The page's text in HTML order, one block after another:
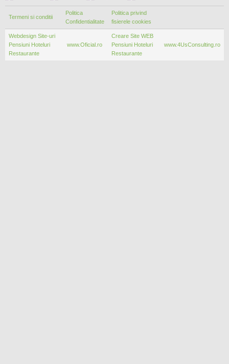
Termeni si conditii
Politica
Confidentialitate
Politica privind
fisierele cookies
Webdesign Site-uri
Pensiuni Hoteluri
Restaurante
www.Oficial.ro
Creare Site WEB
Pensiuni Hoteluri
Restaurante
www.4UsConsulting.ro